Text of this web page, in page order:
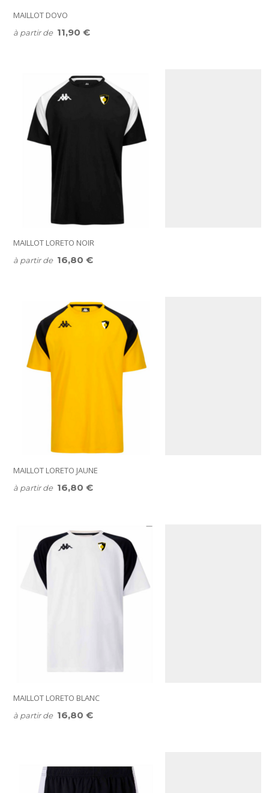
MAILLOT DOVO
à partir de 11,90 €
MAILLOT LORETO NOIR
à partir de 16,80 €
MAILLOT LORETO JAUNE
à partir de 16,80 €
MAILLOT LORETO BLANC
à partir de 16,80 €